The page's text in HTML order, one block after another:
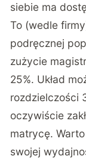
siebie ma
To (wedle
podręcznej
zużycie
25%. Układ
rozdzielczości
oczywiście
matrycę.
swojej